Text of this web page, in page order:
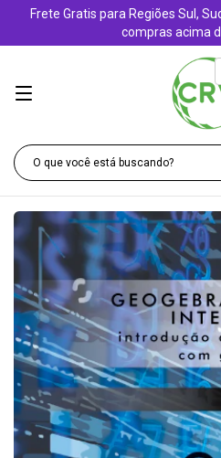
Frete Gratis para Regiões Sul,
compras acima